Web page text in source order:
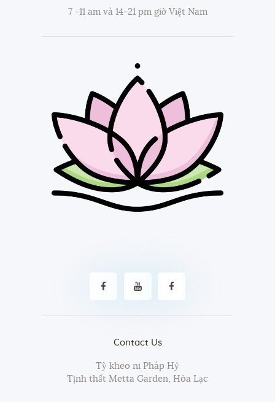
7 -11 am và 14-21 pm giờ Việt Nam
Contact Us
Tỳ kheo ni Pháp Hỷ
Tịnh thất Metta Garden, Hòa Lạc